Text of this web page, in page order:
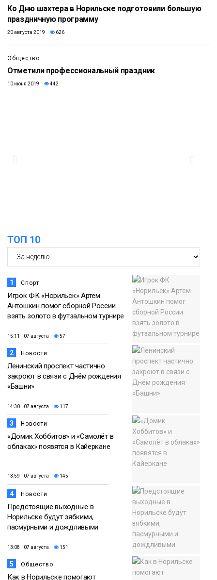
Ко Дню шахтера в Норильске подготовили большую
праздничную программу
20 августа 2019 626
Общество
Отметили профессиональный праздник
10 июня 2019 442
ТОП 10
1 Спорт
Игрок ФК «Норильск» Артём
Антошкин помог сборной России
взять золото в футзальном турнире
15:11 07 августа 57
2 Новости
Ленинский проспект частично
закроют в связи с Днём рождения
«Башни»
14:30 07 августа 117
3 Новости
«Домик Хоббитов» и «Самолёт в
облаках» появятся в Кайеркане
13:59 07 августа 145
4 Новости
Предстоящие выходные в
Норильске будут зябкими,
пасмурными и дождливыми
13:08 07 августа 151
5 Общество
Как в Норильске помогают